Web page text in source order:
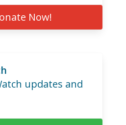
Now!
updates and